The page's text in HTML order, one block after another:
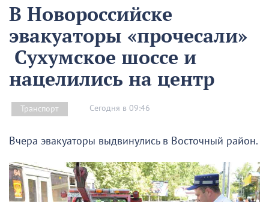
В Новороссийске
эвакуаторы «прочесали»
Сухумское шоссе и
нацелились на центр
Транспорт Сегодня в 09:46
Вчера эвакуаторы выдвинулись в Восточный район.